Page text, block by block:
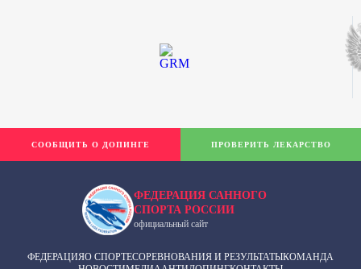
ФЕДЕРАЦИЯ САННОГО
СПОРТА РОССИИ
официальный сайт
ФЕДЕРАЦИЯО СПОРТЕСОРЕВНОВАНИЯ И РЕЗУЛЬТАТЫКОМАНДА
СООБЩИТЬ О ДОПИНГЕ ПРОВЕРИТЬ ЛЕКАРСТВО